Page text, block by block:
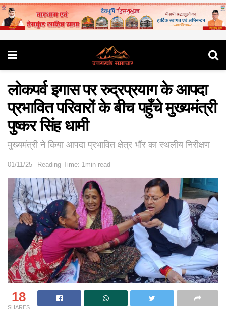
लोकपर्व इगास पर रुद्रप्रयाग के आपदा
प्रभावित परिवारों के बीच पहुँचे मुख्यमंत्री
पुष्कर सिंह धामी
मुख्यमंत्री ने किया आपदा प्रभावित क्षेत्र भौंर का स्थलीय निरीक्षण
01/11/25 Reading Time: 1min read
18
SHARES